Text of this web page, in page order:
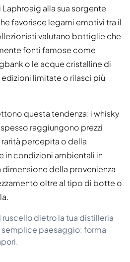
alla sua sorgente
favorisce legami emotivi tra il
valutano bottiglie che
fonti famose come
o le acque cristalline di
limitate o rilasci più
questa tendenza: i whisky
raggiungono prezzi
percepita o della
in condizioni ambientali in
della provenienza
oltre al tipo di botte o
ruscello dietro la tua distilleria
semplice paesaggio: forma